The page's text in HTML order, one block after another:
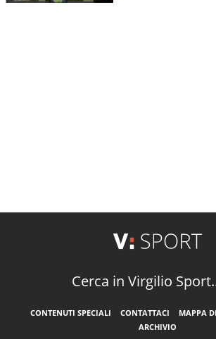
Cerca in Virgilio
CONTENUTI SPECIALI CONTATTACI MAPPA
ARCHIVIO